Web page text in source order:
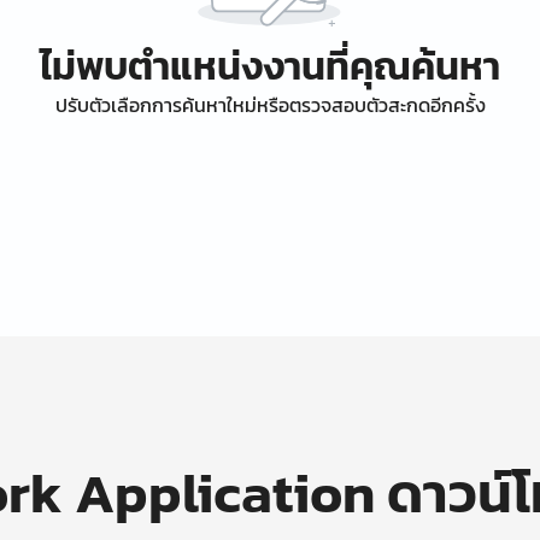
ไม่พบตำแหน่งงานที่คุณค้นหา
ปรับตัวเลือกการค้นหาใหม่หรือตรวจสอบตัวสะกดอีกครั้ง
Application ดาวน์